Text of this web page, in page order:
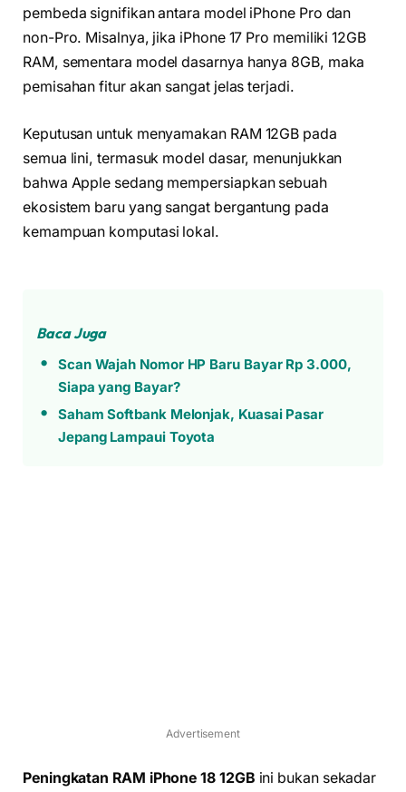
pembeda signifikan antara model iPhone Pro dan
non-Pro. Misalnya, jika iPhone 17 Pro memiliki 12GB
RAM, sementara model dasarnya hanya 8GB, maka
pemisahan fitur akan sangat jelas terjadi.
Keputusan untuk menyamakan RAM 12GB pada
semua lini, termasuk model dasar, menunjukkan
bahwa Apple sedang mempersiapkan sebuah
ekosistem baru yang sangat bergantung pada
kemampuan komputasi lokal.
Baca Juga
Scan Wajah Nomor HP Baru Bayar Rp 3.000,
Siapa yang Bayar?
Saham Softbank Melonjak, Kuasai Pasar
Jepang Lampaui Toyota
Advertisement
Peningkatan RAM iPhone 18 12GB ini bukan sekadar